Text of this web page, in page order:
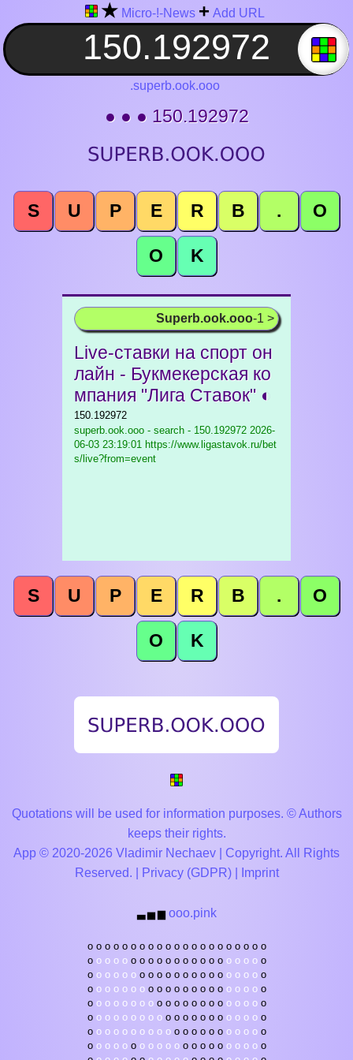
★ Micro-!-News + Add URL
.superb.ook.ooo
● ● ● 150.192972
S U P E R B . O
O K
Superb.ook.ooo-1 >
Live-ставки на спорт он
лайн - Букмекерская ко
мпания "Лига Ставок" ◐
150.192972
superb.ook.ooo - search - 150.192972 2026-
06-03 23:19:01 https://www.ligastavok.ru/bet
s/live?from=event
S U P E R B . O
O K
Quotations will be used for information purposes. © Authors
keeps their rights.
App © 2020-2026 Vladimir Nechaev | Copyright. All Rights
Reserved. |
Privacy (GDPR)| Imprint
▃ ▅ ▆ ooo.pink
o o o o o o o o o o o o o o o o o o o o o
o o o o o o o o o o o o o o o o o o o o o
o o o o o o o o o o o o o o o o o o o o o
o o o o o o o o o o o o o o o o o o o o o
o o o o o o o o o o o o o o o o o o o o o
o o o o o o o o o o o o o o o o o o o o o
o o o o o o o o o o o o o o o o o o o o o
o o o o o o o o o o o o o o o o o o o o o